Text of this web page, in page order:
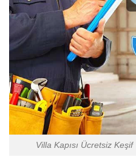
Villa Kapısı Ücretsiz